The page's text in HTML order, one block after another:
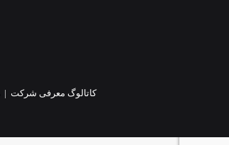
کاتالوگ معرفی شرکت |